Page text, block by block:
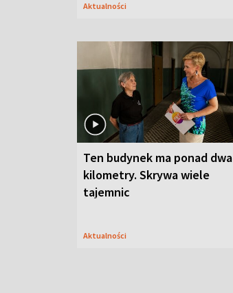
Aktualności
Ten budynek ma ponad dwa
kilometry. Skrywa wiele
tajemnic
Aktualności